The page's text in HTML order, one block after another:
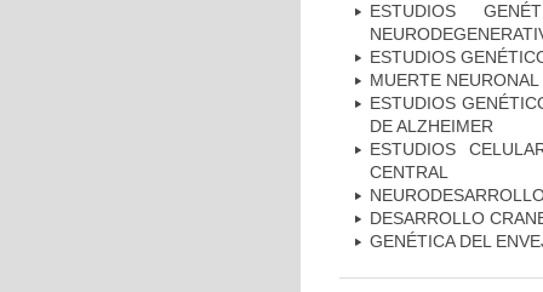
ESTUDIOS
ESTUDIOS
MUERTE
ESTUDIOS
DE ALZHEIMER
ESTUDIOS
CENTRAL
DESARROLLO
GENÉTICA DEL